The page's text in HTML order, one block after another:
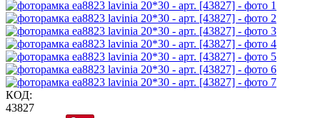
КОД:
43827